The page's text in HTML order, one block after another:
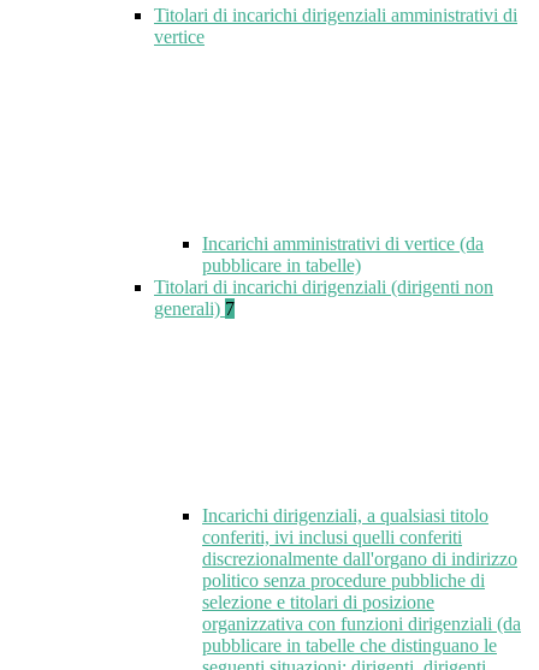
Titolari di incarichi dirigenziali amministrativi di
vertice
Incarichi amministrativi di vertice (da
pubblicare in tabelle)
Titolari di incarichi dirigenziali (dirigenti non
generali) 7
Incarichi dirigenziali, a qualsiasi titolo
conferiti, ivi inclusi quelli conferiti
discrezionalmente dall'organo di indirizzo
politico senza procedure pubbliche di
selezione e titolari di posizione
organizzativa con funzioni dirigenziali (da
pubblicare in tabelle che distinguano le